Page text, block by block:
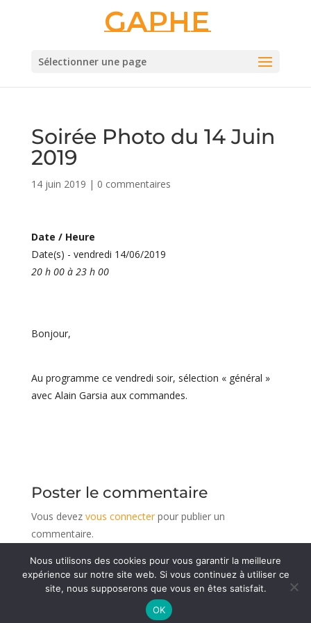
Gaphe
Sélectionner une page
Soirée Photo du 14 Juin
2019
14 juin 2019 | 0 commentaires
Date / Heure
Date(s) - vendredi 14/06/2019
20 h 00 à 23 h 00
Bonjour,
Au programme ce vendredi soir, sélection « général »
avec Alain Garsia aux commandes.
Poster le commentaire
Vous devez vous connecterpour publier un
commentaire.
© 1936 - 2026 Association du GAPHE-Mentions
Réalisé par CeDeeV
Nous utilisons des cookies pour vous garantir la meilleure
expérience sur notre site web. Si vous continuez à utiliser ce
site, nous supposerons que vous en êtes satisfait.
OK